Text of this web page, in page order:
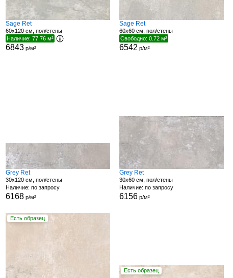
Sage Ret
60x120 см, пол/стены
Наличие: 77.76 м²
6843р/м²
Sage Ret
60x60 см, пол/стены
Свободно: 0.72 м²
6542 р/м²
Grey Ret
30x120 см, пол/стены
Наличие: по запросу
6168р/м²
Grey Ret
30x60 см, пол/стены
Наличие: по запросу
6156 р/м²
Есть образец
Есть образец